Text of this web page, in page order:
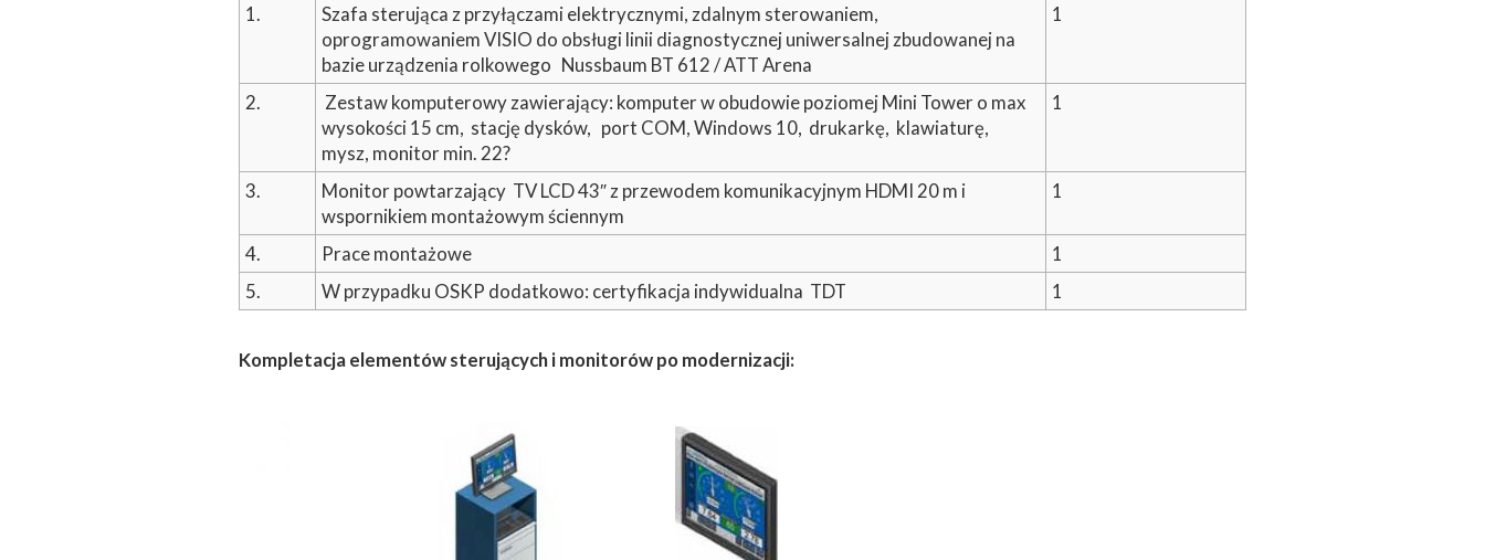
1.
Szafa sterująca z przyłączami elektrycznymi, zdalnym sterowaniem,
oprogramowaniem VISIO do obsługi linii diagnostycznej uniwersalnej zbudowanej na
bazie urządzenia rolkowego Nussbaum BT 612 / ATT Arena
1
2.
Zestaw komputerowy zawierający: komputer w obudowie poziomej Mini Tower o max
wysokości 15 cm, stację dysków, port COM, Windows 10, drukarkę, klawiaturę,
mysz, monitor min. 22?
1
3.
Monitor powtarzający TV LCD 43″ z przewodem komunikacyjnym HDMI 20 m i
wspornikiem montażowym ściennym
1
4. Prace montażowe
1
5.
W przypadku OSKP dodatkowo: certyfikacja indywidualna TDT 1
Kompletacja elementów sterujących i monitorów po modernizacji: